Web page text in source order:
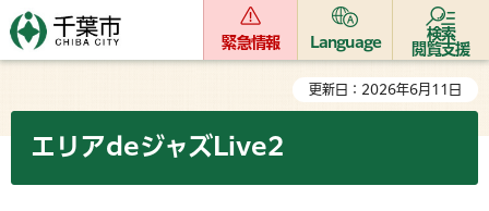
緊急情報 Language
検索
閲覧支援
更新日：2026年6月11日
エリアdeジャズLive2